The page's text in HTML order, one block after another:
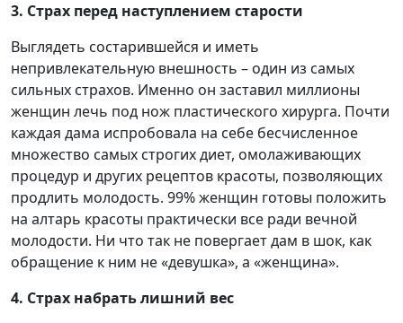
3. Страх перед наступлением старости
Выглядеть состарившейся и иметь
непривлекательную внешность – один из самых
сильных страхов. Именно он заставил миллионы
женщин лечь под нож пластического хирурга. Почти
каждая дама испробовала на себе бесчисленное
множество самых строгих диет, омолаживающих
процедур и других рецептов красоты, позволяющих
продлить молодость. 99% женщин готовы положить
на алтарь красоты практически все ради вечной
молодости. Ни что так не повергает дам в шок, как
обращение к ним не «девушка», а «женщина».
4. Страх набрать лишний вес